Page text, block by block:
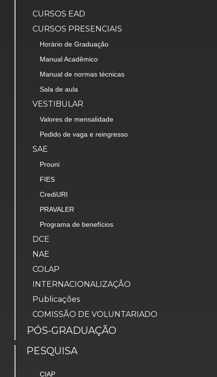
CURSOS EAD
CURSOS PRESENCIAIS
Horário de Graduação
Manual Acadêmico
Manual de normas técnicas
Sala de aula
VESTIBULAR
Valores de mensalidade
Pedido de vaga e reingresso
SAE
Prouni
FIES
CrediURI
PRAVALER
Programa de benefícios
DCE
NAE
COLAP
INTERNACIONALIZAÇÃO
Publicações
COMISSÃO DE VOLUNTARIADO
PÓS-GRADUAÇÃO
PESQUISA
CIAP